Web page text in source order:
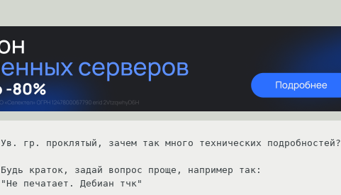
Ув. гр. проклятый, зачем так много технических подробностей?
Будь краток, задай вопрос проще, например так:
"Не печатает. Дебиан тчк"